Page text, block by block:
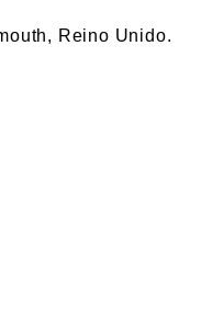
Reino Unido.